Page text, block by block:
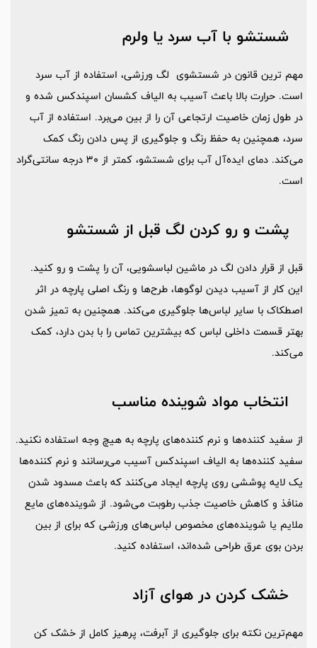
شستشو با آب سرد یا ولرم
مهم ‌ترین قانون در شستشوی لگ ورزشی، استفاده از آب سرد
است. حرارت بالا باعث آسیب به الیاف کشسان اسپندکس شده و
در طول زمان خاصیت ارتجاعی آن را از بین می‌برد. استفاده از آب
سرد، همچنین به حفظ رنگ و جلوگیری از پس دادن رنگ کمک
می‌کند. دمای ایده‌آل آب برای شستشو، کمتر از 30 درجه سانتی‌گراد
است.
پشت و رو کردن لگ قبل از شستشو
قبل از قرار دادن لگ در ماشین لباسشویی، آن را پشت و رو کنید.
این کار از آسیب دیدن لوگوها، طرح‌ها و رنگ اصلی پارچه در اثر
اصطکاک با سایر لباس‌ها جلوگیری می‌کند. همچنین به تمیز شدن
بهتر قسمت داخلی لباس که بیشترین تماس را با بدن دارد، کمک
می‌کند.
انتخاب مواد شوینده مناسب
از سفید کننده‌ها و نرم ‌کننده‌های پارچه به هیچ وجه استفاده نکنید.
سفید کننده‌ها به الیاف اسپندکس آسیب می‌رسانند و نرم ‌کننده‌ها
یک لایه پوششی روی پارچه ایجاد می‌کنند که باعث مسدود شدن
منافذ و کاهش خاصیت جذب رطوبت می‌شود. از شوینده‌های مایع
ملایم یا شوینده‌های مخصوص لباس‌های ورزشی که برای از بین
بردن بوی عرق طراحی شده‌اند، استفاده کنید.
خشک کردن در هوای آزاد
مهم‌ترین نکته برای جلوگیری از آبرفت، پرهیز کامل از خشک‌ کن